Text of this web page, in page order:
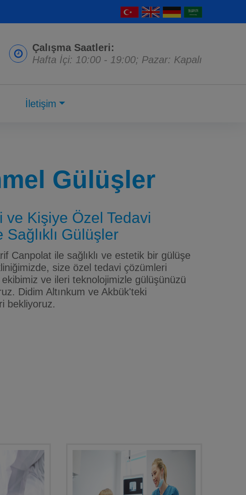
Çalışma Saatleri:
Hafta İçi: 10:00 - 19:00; Pazar: Kapalı
İletişim
Gülüşler
ve Kişiye Özel Tedavi
Gülüşler
Canpolat ile sağlıklı ve estetik bir gülüşe
size özel tedavi çözümleri
ve ileri teknolojimizle gülüşünüzü
Didim Altınkum ve Akbük'teki
bekliyoruz.